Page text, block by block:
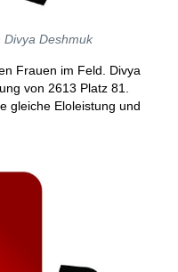
Deshmuk
Frauen im Feld. Divya
von 2613 Platz 81.
gleiche Eloleistung und